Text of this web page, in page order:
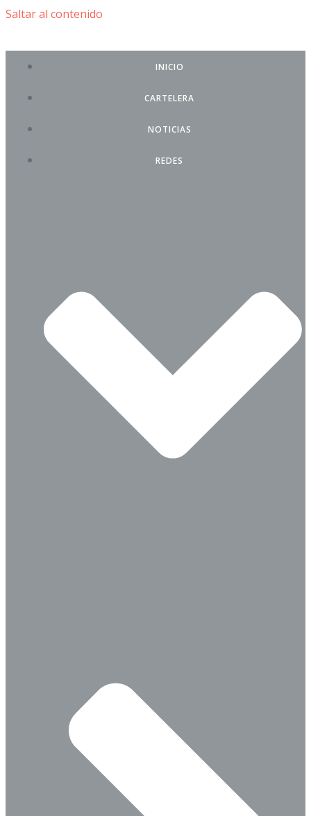
Saltar al contenido
INICIO
CARTELERA
NOTICIAS
REDES